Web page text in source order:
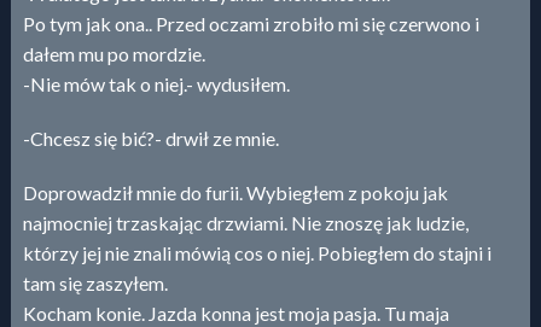
Po tym jak ona.. Przed oczami zrobiło mi się czerwono i
dałem mu po mordzie.
-Nie mów tak o niej.- wydusiłem.
-Chcesz się bić?- drwił ze mnie.
Doprowadził mnie do furii. Wybiegłem z pokoju jak
najmocniej trzaskając drzwiami. Nie znoszę jak ludzie,
którzy jej nie znali mówią cos o niej. Pobiegłem do stajni i
tam się zaszyłem.
Kocham konie. Jazda konna jest moja pasja. Tu maja